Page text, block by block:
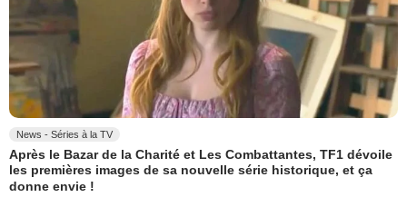
News - Séries à la TV
Après le Bazar de la Charité et Les Combattantes, TF1 dévoile
les premières images de sa nouvelle série historique, et ça
donne envie !